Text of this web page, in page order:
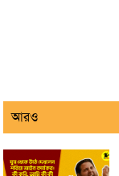
আরও